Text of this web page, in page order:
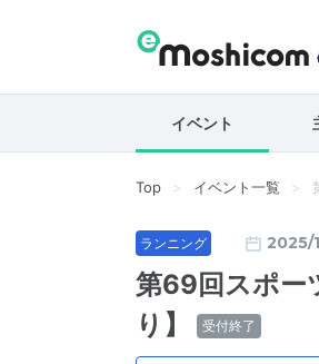
イベント
Top イベント一覧
ランニング 2025/
第69回スポー
り】
受付終了